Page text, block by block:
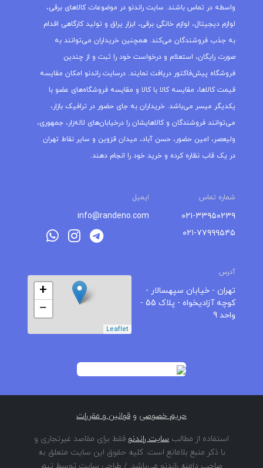
واسطه در تماس باشند. سایت راندنو در موضوعات کالاهای برقی،
لوازم دیجیتال، لوازم خانگی برقی، ابزار یراق و تولید کارگاهی اقدام
به جذب فروشندگان می‌کند. همچنین خریداران می‌توانند به
صورت رایگان، استعلام و درخواست خود را ثبت و از چندین
فروشگاه پیش‌فاکتور دریافت نمایند. درسایت راندنو امکان مقایسه
قیمت کالاها، مقایسه کالا با کالا و مقایسه فروشگاه‌های عضو با
یکدیگر میسر می‌باشد. خریداران به جای حضور در ترافیک بازار،
می‌توانند فروشندگان و کالاهایشان را درخیابان‌های لاله‌زار، جمهوری،
ولیعصر، امین حضور، حسن آباد، میدان قزوین و سایر نقاط تهران
در یک قاب نظاره کرده و خرید خود را انجام دهند.
شماره تماس ایمیل
۰۲۱-۳۳۹۵۰۲۳۹
۰۲۱-۷۷۹۹۹۵۴۵
info@randeno.com
آدرس
تهران - خیابان سپهسالار -
کوچه آزادیخواه - پلاک 55 -
واحد 9
+
−
Leaflet
حریم خصوصی و قوانین و مقررات
استفاده از مطالب سایت راندنو فقط برای مقاصد غیرتجاری و
با ذکر منبع بلامانع است. کلیه حقوق این سایت متعلق به